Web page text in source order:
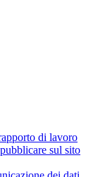
di lavoro
sul sito